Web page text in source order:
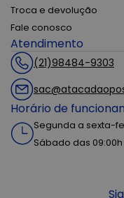
Troca e devolução
Fale conosco
Atendimento
(21)98484-9303
Horário de
Segunda a sexta-
Sábado das 09:00h